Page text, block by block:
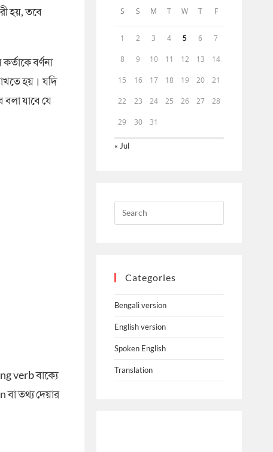
হয়, তবে
বর্ণনা
হয়। যদি
বলা যাবে যে
verb বাক্যে
তথ্য দেয়ার
S S M T W T F
1 2 3 4 5 6 7
8 9 10 11 12 13 14
15 16 17 18 19 20 21
22 23 24 25 26 27 28
29 30 31
« Jul
Categories
Bengali version
English version
Spoken English
Translation